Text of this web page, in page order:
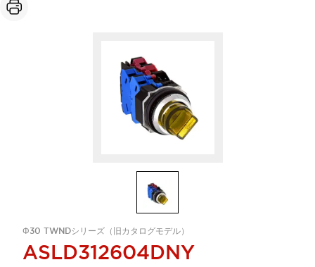
Φ30 TWNDシリーズ（旧カタログモデル）
ASLD312604DNY